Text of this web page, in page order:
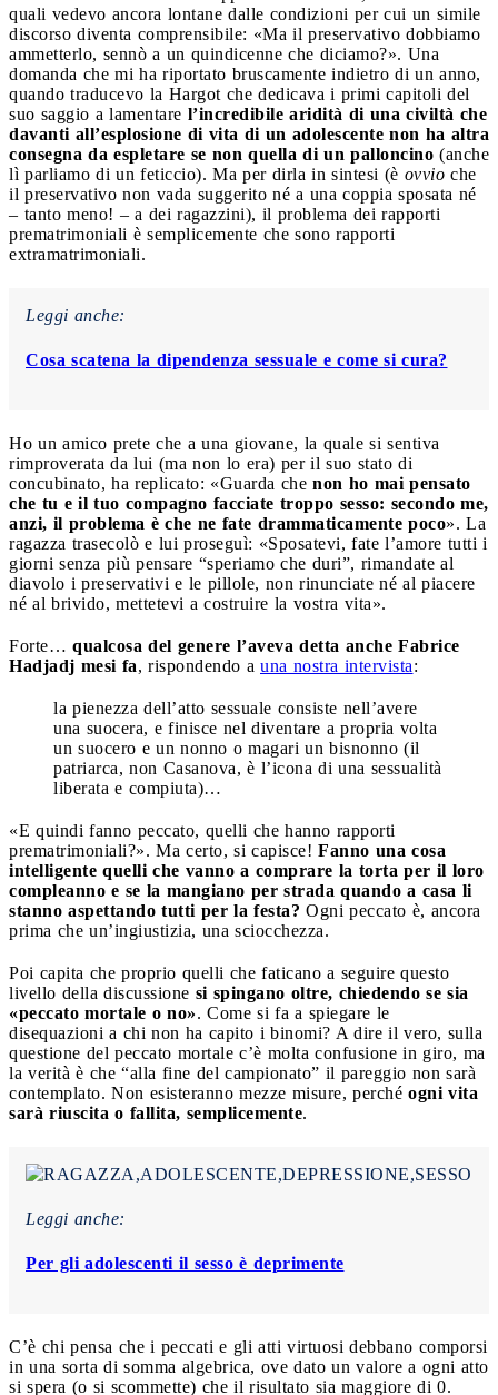
quali vedevo ancora lontane dalle condizioni per cui un simile
discorso diventa comprensibile: «Ma il preservativo dobbiamo
ammetterlo, sennò a un quindicenne che diciamo?». Una
domanda che mi ha riportato bruscamente indietro di un anno,
quando traducevo la Hargot che dedicava i primi capitoli del
suo saggio a lamentare l’incredibile aridità di una civiltà che
davanti all’esplosione di vita di un adolescente non ha altra
consegna da espletare se non quella di un palloncino (anche
lì parliamo di un feticcio). Ma per dirla in sintesi (è ovvio che
il preservativo non vada suggerito né a una coppia sposata né
– tanto meno! – a dei ragazzini), il problema dei rapporti
prematrimoniali è semplicemente che sono rapporti
extramatrimoniali.
Leggi anche:
Cosa scatena la dipendenza sessuale e come si cura?
Ho un amico prete che a una giovane, la quale si sentiva
rimproverata da lui (ma non lo era) per il suo stato di
concubinato, ha replicato: «Guarda che non ho mai pensato
che tu e il tuo compagno facciate troppo sesso: secondo me,
anzi, il problema è che ne fate drammaticamente poco». La
ragazza trasecolò e lui proseguì: «Sposatevi, fate l’amore tutti i
giorni senza più pensare “speriamo che duri”, rimandate al
diavolo i preservativi e le pillole, non rinunciate né al piacere
né al brivido, mettetevi a costruire la vostra vita».
Forte… qualcosa del genere l’aveva detta anche Fabrice
Hadjadj mesi fa, rispondendo a una nostra intervista:
la pienezza dell’atto sessuale consiste nell’avere
una suocera, e finisce nel diventare a propria volta
un suocero e un nonno o magari un bisnonno (il
patriarca, non Casanova, è l’icona di una sessualità
liberata e compiuta)…
«E quindi fanno peccato, quelli che hanno rapporti
prematrimoniali?». Ma certo, si capisce! Fanno una cosa
intelligente quelli che vanno a comprare la torta per il loro
compleanno e se la mangiano per strada quando a casa li
stanno aspettando tutti per la festa? Ogni peccato è, ancora
prima che un’ingiustizia, una sciocchezza.
Poi capita che proprio quelli che faticano a seguire questo
livello della discussione si spingano oltre, chiedendo se sia
«peccato mortale o no». Come si fa a spiegare le
disequazioni a chi non ha capito i binomi? A dire il vero, sulla
questione del peccato mortale c’è molta confusione in giro, ma
la verità è che “alla fine del campionato” il pareggio non sarà
contemplato. Non esisteranno mezze misure, perché ogni vita
sarà riuscita o fallita, semplicemente.
Leggi anche:
Per gli adolescenti il sesso è deprimente
C’è chi pensa che i peccati e gli atti virtuosi debbano comporsi
in una sorta di somma algebrica, ove dato un valore a ogni atto
si spera (o si scommette) che il risultato sia maggiore di 0.